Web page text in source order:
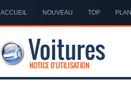
ACCUEIL NOUVEAU TOP